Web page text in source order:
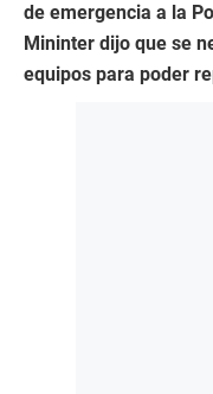
de emergencia a la
Mininter dijo que se
equipos para poder